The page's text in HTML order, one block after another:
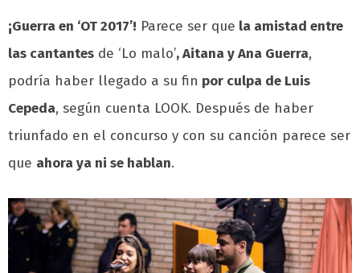
¡Guerra en ‘OT 2017’! Parece ser que la amistad entre
las cantantes de ‘Lo malo’, Aitana y Ana Guerra,
podría haber llegado a su fin por culpa de Luis
Cepeda, según cuenta LOOK. Después de haber
triunfado en el concurso y con su canción parece ser
que ahora ya ni se hablan.